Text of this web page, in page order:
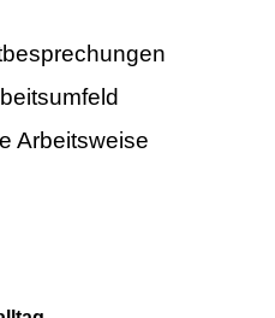
Arbeitsweise